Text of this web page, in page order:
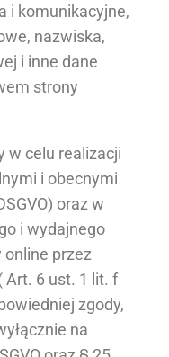
i komunikacyjne,
nazwiska,
i inne dane
strony
w celu realizacji
i obecnymi
oraz w
i wydajnego
przez
Art. 6 ust. 1 lit. f
zgody,
na